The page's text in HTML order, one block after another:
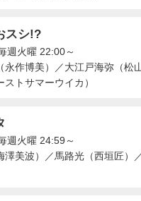
スシ!?
週火曜 22:00～
作博美）
／大江戸海弥（松
トサマーウイカ）
週火曜 24:59～
美波）
／馬路光（西垣匠）